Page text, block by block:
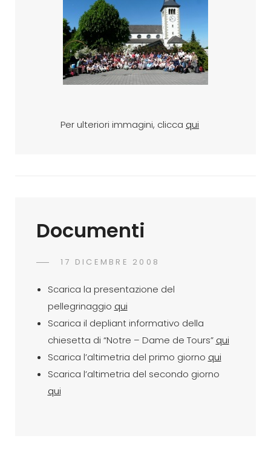
Per ulteriori immagini, clicca qui
Documenti
POSTED
17 DICEMBRE 2008
Scarica la presentazione del
pellegrinaggio qui
Scarica il depliant informativo della
chiesetta di “Notre – Dame de Tours” qui
Scarica l’altimetria del primo giorno qui
Scarica l’altimetria del secondo giorno
qui